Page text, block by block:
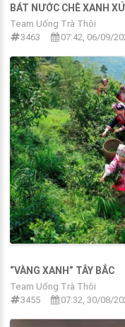
BÁT NƯỚC CHÈ XANH
Team Uống Trà Thôi
3463
07:42, 06/09/
“VÀNG XANH” TÂY BẮC
Team Uống Trà Thôi
3455
07:32, 30/08/